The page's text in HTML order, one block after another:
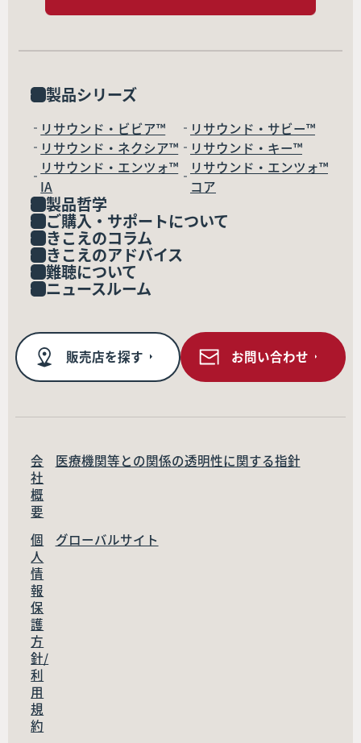
製品シリーズ
リサウンド・ビビア™
リサウンド・サビー™
リサウンド・ネクシア™
リサウンド・キー™
リサウンド・エンツォ™
IA
リサウンド・エンツォ™
コア
製品哲学
ご購入・サポートについて
きこえのコラム
きこえのアドバイス
難聴について
ニュースルーム
販売店を探す お問い合わせ
会
社
概
要
医療機関等との関係の透明性に関する指針
個
人
情
報
保
護
方
針/
利
用
規
約
グローバルサイト